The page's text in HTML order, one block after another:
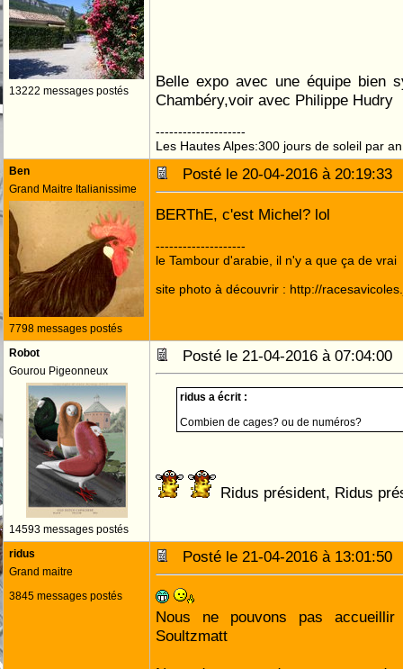
13222 messages postés
Belle expo avec une équipe bien
Chambéry,voir avec Philippe Hudry
--------------------
Les Hautes Alpes:300 jours de soleil par an
Ben
Grand Maitre Italianissime
7798 messages postés
Posté le 20-04-2016 à
BERThE, c'est Michel? lol
--------------------
le Tambour d'arabie, il n'y a que ça de vrai
site photo à découvrir : http://
Robot
Gourou Pigeonneux
14593 messages postés
Posté le 21-04-2016 à
ridus a écrit :
Combien de cages? ou de numéros?
Ridus président, Ridus
ridus
Grand maitre
3845 messages postés
Posté le 21-04-2016 à
Nous ne pouvons pas
Soultzmatt